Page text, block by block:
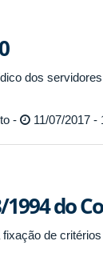
dos
-
11/07/2017 -
1994 do
de